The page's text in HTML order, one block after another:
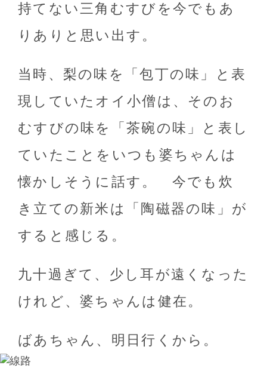
持てない三角むすびを今でもあ
りありと思い出す。
当時、梨の味を「包丁の味」と表
現していたオイ小僧は、そのお
むすびの味を「茶碗の味」と表し
ていたことをいつも婆ちゃんは
懐かしそうに話す。 今でも炊
き立ての新米は「陶磁器の味」が
すると感じる。
九十過ぎて、少し耳が遠くなった
けれど、婆ちゃんは健在。
ばあちゃん、明日行くから。